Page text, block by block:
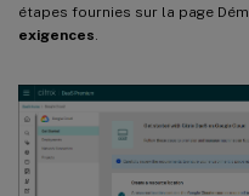
étapes fournies sur la page
exigences.